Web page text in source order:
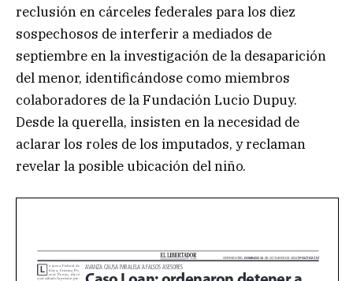
reclusión en cárceles federales para los diez
sospechosos de interferir a mediados de
septiembre en la investigación de la desaparición
del menor, identificándose como miembros
colaboradores de la Fundación Lucio Dupuy.
Desde la querella, insisten en la necesidad de
aclarar los roles de los imputados, y reclaman
revelar la posible ubicación del niño.